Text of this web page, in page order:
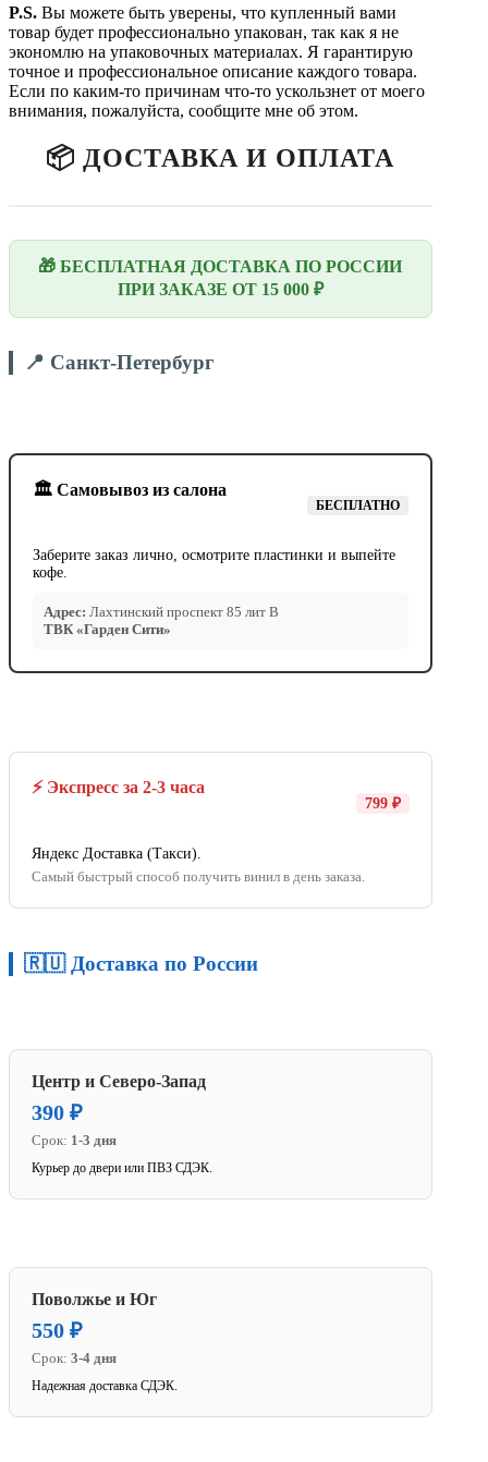
P.S. Вы можете быть уверены, что купленный вами
товар будет профессионально упакован, так как я не
экономлю на упаковочных материалах. Я гарантирую
точное и профессиональное описание каждого товара.
Если по каким-то причинам что-то ускользнет от моего
внимания, пожалуйста, сообщите мне об этом.
📦 ДОСТАВКА И ОПЛАТА
🎁 БЕСПЛАТНАЯ ДОСТАВКА ПО РОССИИ
ПРИ ЗАКАЗЕ ОТ 15 000 ₽
📍 Санкт-Петербург
🏛️ Самовывоз из салона
БЕСПЛАТНО
Заберите заказ лично, осмотрите пластинки и выпейте
кофе.
Адрес: Лахтинский проспект 85 лит В
ТВК «Гарден Сити»
⚡ Экспресс за 2-3 часа
799 ₽
Яндекс Доставка (Такси).
Самый быстрый способ получить винил в день заказа.
🇷🇺 Доставка по России
Центр и Северо-Запад
390 ₽
Срок: 1-3 дня
Курьер до двери или ПВЗ СДЭК.
Поволжье и Юг
550 ₽
Срок: 3-4 дня
Надежная доставка СДЭК.